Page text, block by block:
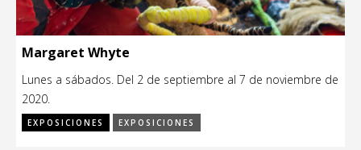
Margaret Whyte
Lunes a sábados. Del 2 de septiembre al 7 de noviembre de
2020.
EXPOSICIONES EXPOSICIONES